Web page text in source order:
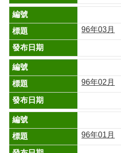
96年03月
96年02月
96年01月